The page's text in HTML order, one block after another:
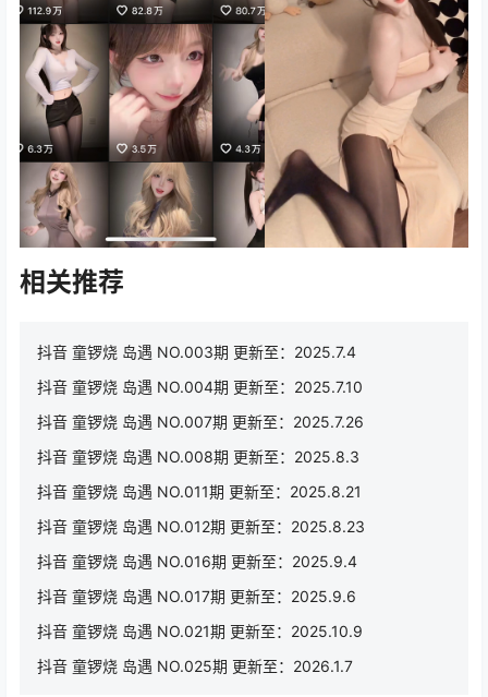
相关推荐
抖音 童锣烧 岛遇 NO.003期 更新至：2025.7.4
抖音 童锣烧 岛遇 NO.004期 更新至：2025.7.10
抖音 童锣烧 岛遇 NO.007期 更新至：2025.7.26
抖音 童锣烧 岛遇 NO.008期 更新至：2025.8.3
抖音 童锣烧 岛遇 NO.011期 更新至：2025.8.21
抖音 童锣烧 岛遇 NO.012期 更新至：2025.8.23
抖音 童锣烧 岛遇 NO.016期 更新至：2025.9.4
抖音 童锣烧 岛遇 NO.017期 更新至：2025.9.6
抖音 童锣烧 岛遇 NO.021期 更新至：2025.10.9
抖音 童锣烧 岛遇 NO.025期 更新至：2026.1.7